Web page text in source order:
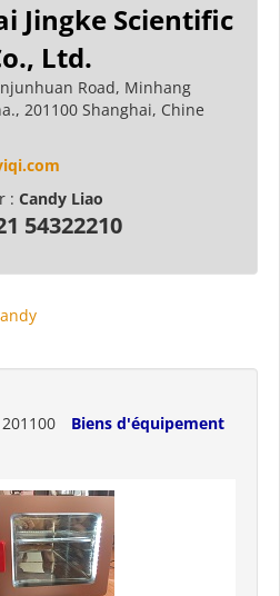
Jingke Scientific
Ltd.
Road, Minhang
201100 Shanghai, Chine
: Candy Liao
54322210
201100
Biens d'équipement